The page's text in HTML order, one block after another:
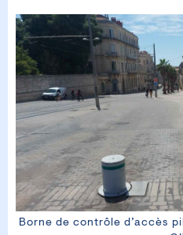
Borne de contrôle d’accès